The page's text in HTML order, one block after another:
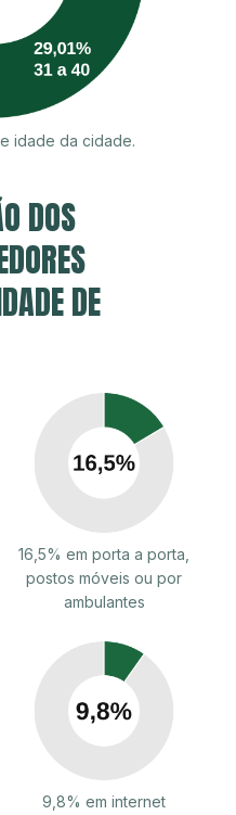
idade da cidade.
DOS
DE
16,5% em porta a porta,
postos móveis ou por
ambulantes
9,8% em internet